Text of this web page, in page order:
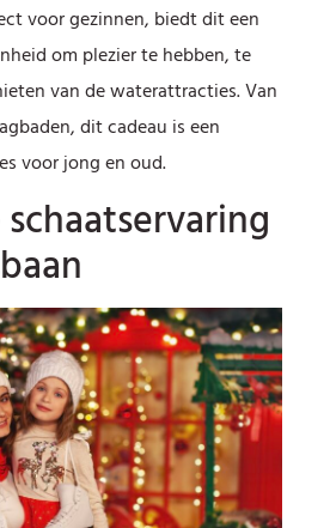
voor gezinnen, biedt dit een
om plezier te hebben, te
van de waterattracties. Van
dit cadeau is een
voor jong en oud.